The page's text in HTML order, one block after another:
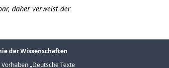
daher verweist der
der Wissenschaften
„Deutsche Texte